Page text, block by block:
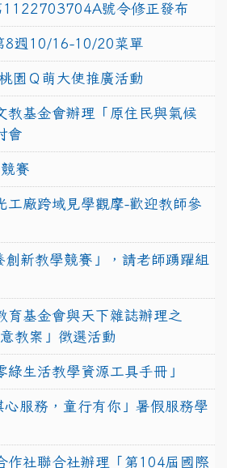
1122703704A號令修正發布
8週10/16-10/20菜單
園Ｑ萌大使推廣活動
教基金會辦理「原住民與氣候
會
賽
工廠跨域見學觀摩-歡迎教師參
創新教學競賽」，請老師踴躍組
育基金會與天下雜誌辦理之
教案」徵選活動
生活教學資源工具手冊」
心服務，童行有你」暑假服務學
作社聯合社辦理「第104屆國際